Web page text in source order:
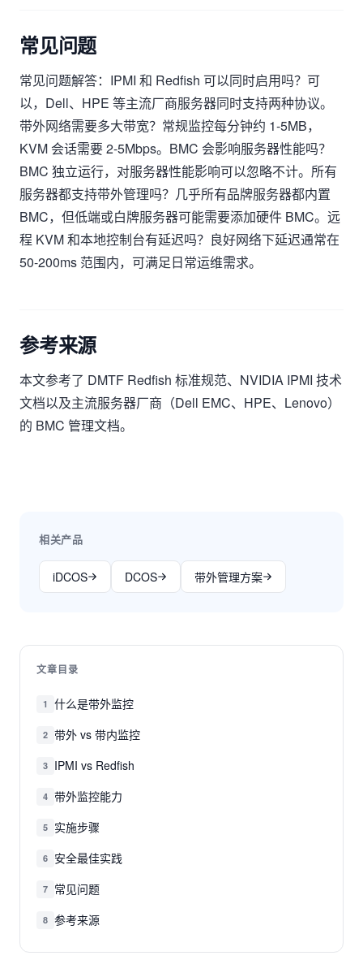
常见问题
常见问题解答：IPMI 和 Redfish 可以同时启用吗？可
以，Dell、HPE 等主流厂商服务器同时支持两种协议。
带外网络需要多大带宽？常规监控每分钟约 1-5MB，
KVM 会话需要 2-5Mbps。BMC 会影响服务器性能吗？
BMC 独立运行，对服务器性能影响可以忽略不计。所有
服务器都支持带外管理吗？几乎所有品牌服务器都内置
BMC，但低端或白牌服务器可能需要添加硬件 BMC。远
程 KVM 和本地控制台有延迟吗？良好网络下延迟通常在
50-200ms 范围内，可满足日常运维需求。
参考来源
本文参考了 DMTF Redfish 标准规范、NVIDIA IPMI 技术
文档以及主流服务器厂商（Dell EMC、HPE、Lenovo）
的 BMC 管理文档。
相关产品
iDCOS DCOS 带外管理方案
文章目录
1 什么是带外监控
2 带外 vs 带内监控
3 IPMI vs Redfish
4 带外监控能力
5 实施步骤
6 安全最佳实践
7 常见问题
8 参考来源